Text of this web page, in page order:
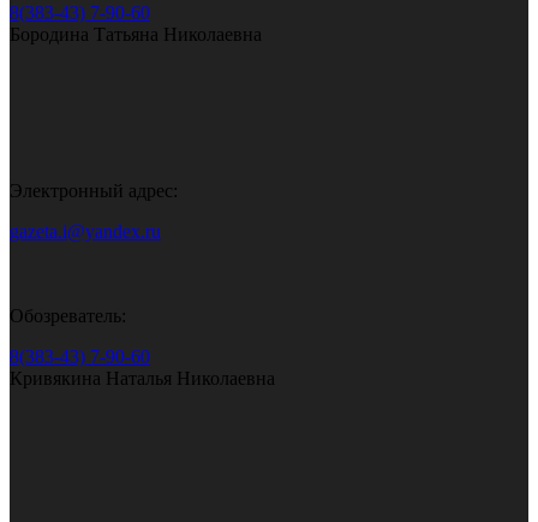
8(383-43) 7-90-60
Бородина Татьяна Николаевна
Электронный адрес:
gazeta.i@yandex.ru
Обозреватель:
8(383-43) 7-90-60
Кривякина Наталья Николаевна